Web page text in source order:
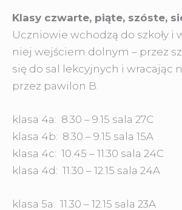
Klasy czwarte, piąte, szóste,
Uczniowie wchodzą do szkoły i
niej wejściem dolnym – przez
się do sal lekcyjnych i wracając
przez pawilon B.
klasa 4a: 8.30 – 9.15 sala 27C
klasa 4b: 8.30 – 9.15 sala 15A
klasa 4c: 10.45 – 11.30 sala 24C
klasa 4d: 11.30 – 12.15 sala 24A
klasa 5a: 11.30 – 12.15 sala 23A